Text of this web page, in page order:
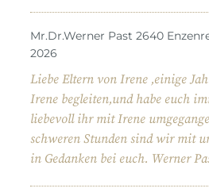
Mr.Dr.Werner Past 2640
2026
Liebe Eltern von Irene ,einige
Irene begleiten,und habe euch
liebevoll ihr mit Irene
schweren Stunden sind wir mit
in Gedanken bei euch. Werner